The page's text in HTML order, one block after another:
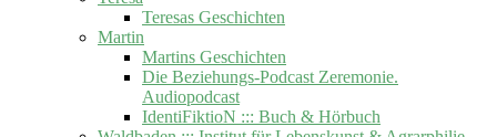
Teresas Geschichten
Martin
Martins Geschichten
Die Beziehungs-Podcast Zeremonie.
Audiopodcast
IdentiFiktioN ::: Buch & Hörbuch